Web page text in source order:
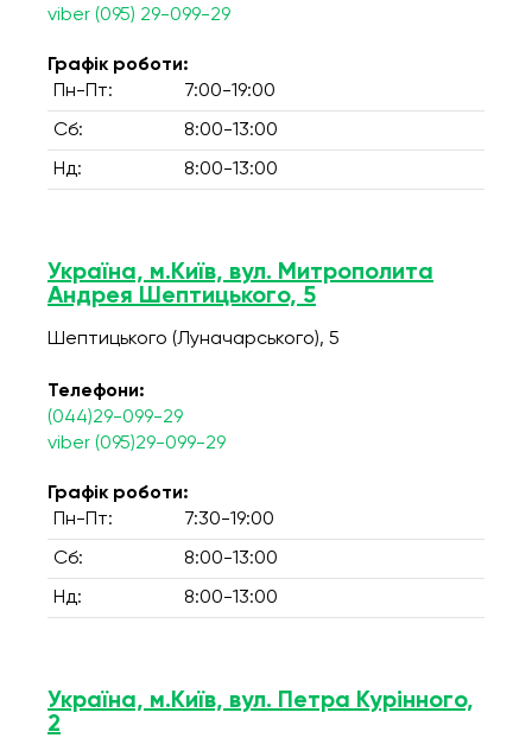
viber (095) 29-099-29
Графік роботи:
Пн-Пт:
7:00-19:00
Сб: 8:00-13:00
Нд: 8:00-13:00
Україна, м.Київ, вул. Митрополита
Андрея Шептицького, 5
Шептицького (Луначарського), 5
Телефони:
(044)29-099-29
viber (095)29-099-29
Графік роботи:
Пн-Пт:
7:30-19:00
Сб: 8:00-13:00
Нд: 8:00-13:00
Україна, м.Київ, вул. Петра Курінного,
2